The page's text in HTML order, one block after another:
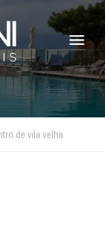
de vila velha